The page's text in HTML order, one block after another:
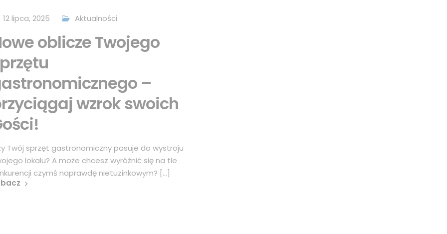
12 lipca, 2025 Aktualności
oblicze Twojego
–
wzrok swoich
Twój sprzęt gastronomiczny pasuje do wystroju
lokalu? A może chcesz wyróżnić się na tle
czymś naprawdę nietuzinkowym? [...]